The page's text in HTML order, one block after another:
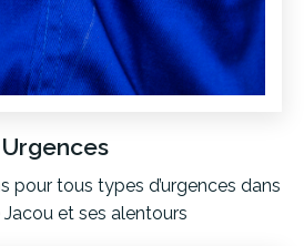
Urgences
pour tous types d’urgences dans
et ses alentours